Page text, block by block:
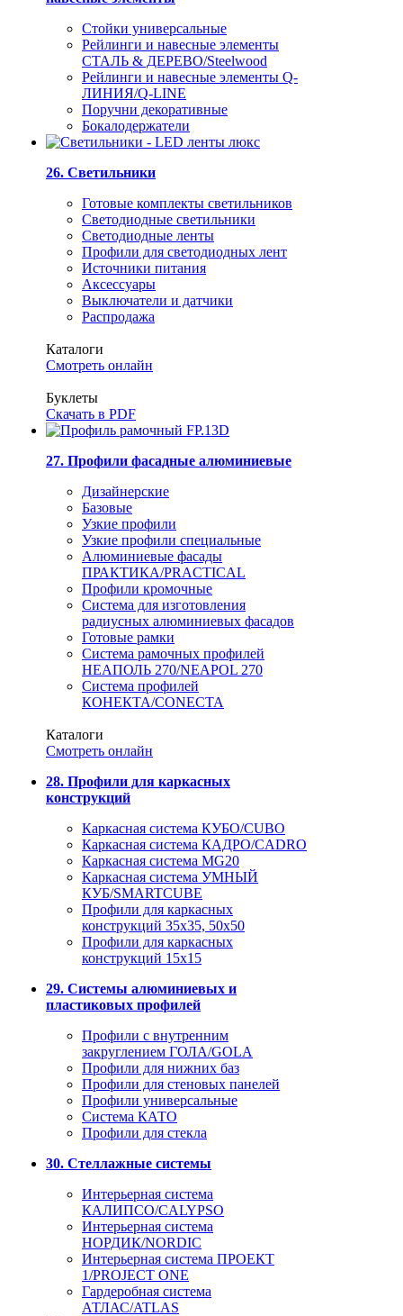
Стойки универсальные
Рейлинги и навесные элементы
СТАЛЬ & ДЕРЕВО/Steelwood
Рейлинги и навесные элементы Q-
ЛИНИЯ/Q-LINE
Поручни декоративные
Бокалодержатели
26. Светильники
Готовые комплекты светильников
Светодиодные светильники
Светодиодные ленты
Профили для светодиодных лент
Источники питания
Аксессуары
Выключатели и датчики
Распродажа
Каталоги
Смотреть онлайн
Буклеты
Скачать в PDF
27. Профили фасадные алюминиевые
Дизайнерские
Базовые
Узкие профили
Узкие профили специальные
Алюминиевые фасады
ПРАКТИКА/PRACTICAL
Профили кромочные
Система для изготовления
радиусных алюминиевых фасадов
Готовые рамки
Система рамочных профилей
НЕАПОЛЬ 270/NEAPOL 270
Система профилей
КОНЕКТА/CONECTA
Каталоги
Смотреть онлайн
28. Профили для каркасных
конструкций
Каркасная система КУБО/CUBO
Каркасная система КАДРО/CADRO
Каркасная система MG20
Каркасная система УМНЫЙ
КУБ/SMARTCUBE
Профили для каркасных
конструкций 35x35, 50x50
Профили для каркасных
конструкций 15х15
29. Системы алюминиевых и
пластиковых профилей
Профили с внутренним
закруглением ГОЛА/GOLA
Профили для нижних баз
Профили для стеновых панелей
Профили универсальные
Система КАТО
Профили для стекла
30. Стеллажные системы
Интерьерная система
КАЛИПСО/CALYPSO
Интерьерная система
НОРДИК/NORDIC
Интерьерная система ПРОЕКТ
1/PROJECT ONE
Гардеробная система
АТЛАС/ATLAS